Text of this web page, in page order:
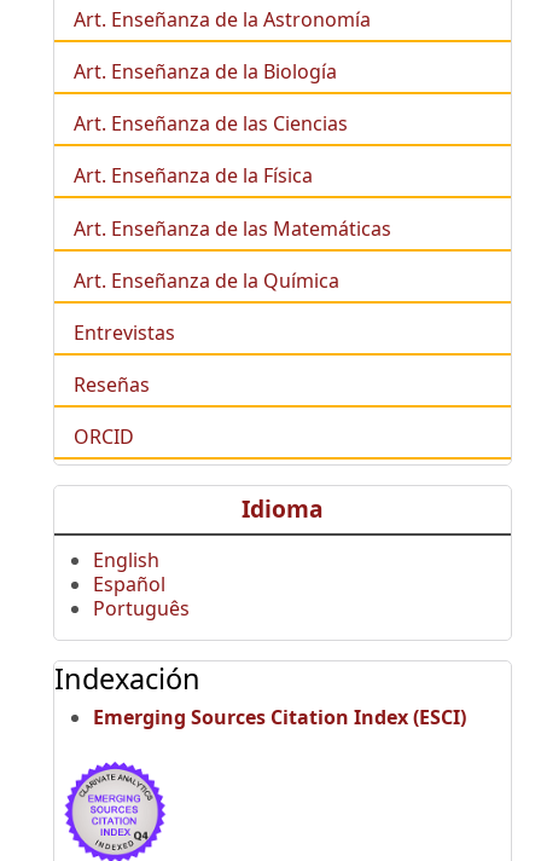
Art. Enseñanza de la Astronomía
Art. Enseñanza de la Biología
Art. Enseñanza de las Ciencias
Art. Enseñanza de la Física
Art. Enseñanza de las Matemáticas
Art. Enseñanza de la Química
Entrevistas
Reseñas
ORCID
Idioma
English
Español
Português
Indexación
Emerging Sources Citation Index (ESCI)